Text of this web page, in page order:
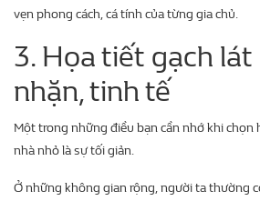
vẹn phong cách, cá tính của từng gia chủ.
3. Họa tiết gạch lát
nhặn, tinh tế
Một trong những điều bạn cần nhớ khi chọn
nhà nhỏ là sự tối giản.
Ở những không gian rộng, người ta thường